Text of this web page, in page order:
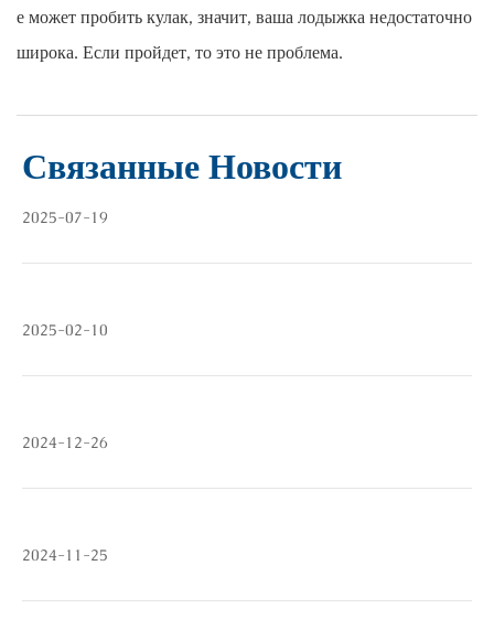
е может пробить кулак, значит, ваша лодыжка недостаточно
широка. Если пройдет, то это не проблема.
Связанные Новости
2025-07-19
2025-02-10
2024-12-26
2024-11-25